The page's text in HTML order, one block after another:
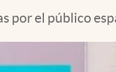
por el público